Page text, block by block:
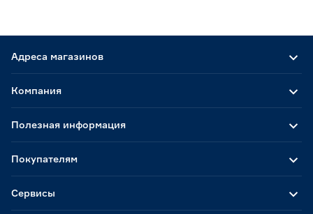
Адреса магазинов
Компания
Полезная информация
Покупателям
Сервисы